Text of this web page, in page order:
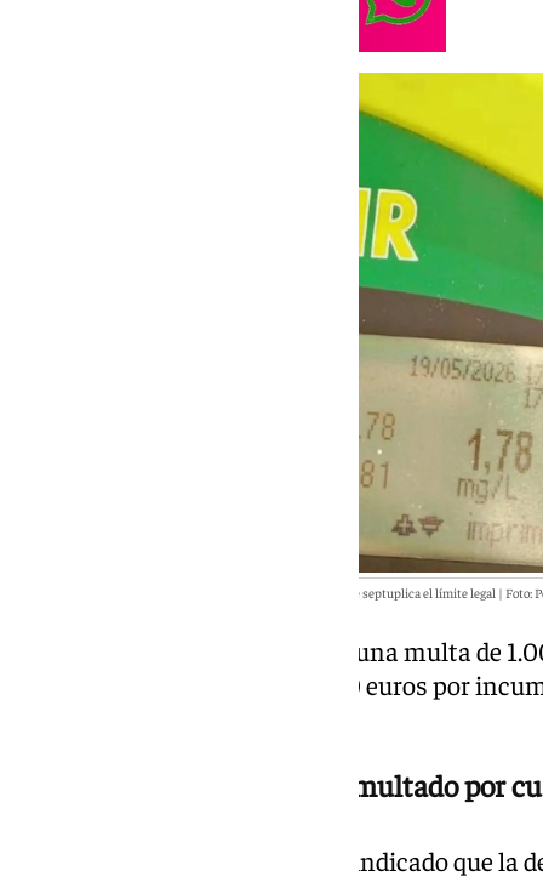
La tasa de alcohol del conductor fue de 1,78 mg/l de sangre, lo que septuplica el límite legal | Foto:
Al conductor se le ha impuesto una multa de
efectos del alcohol y otra de 500 euros por
Otro conductor de patinete multado por
La Policía Local de Granada ha indicado que la